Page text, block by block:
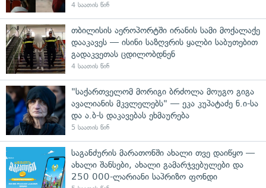
4 საათის წინ
თბილისის აეროპორტში ირანის სამი მოქალაქე
დააკავეს — ისინი საზღვრის ყალბი საბუთებით
გადაკვეთას ცდილობდნენ
4 საათის წინ
"საქართველომ მორიგი ბრძოლა მოუგო გიგა
ავალიანის მკვლელებს" — ეკა კუპატაძე ნ.ი-სა
და ა.ბ-ს დაკავებას ეხმაურება
5 საათის წინ
საგანძურის მარათონში ახალი თვე დაიწყო —
ახალი შანსები, ახალი გამარჯვებულები და
250 000-ლარიანი საპრიზო ფონდი